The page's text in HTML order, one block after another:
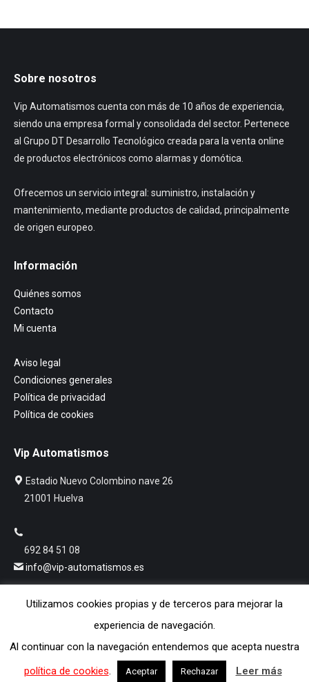
Sobre nosotros
Vip Automatismos cuenta con más de 10 años de experiencia,
siendo una empresa formal y consolidada del sector. Pertenece
al Grupo DT Desarrollo Tecnológico creada para la venta online
de productos electrónicos como alarmas y domótica.
Ofrecemos un servicio integral: suministro, instalación y
mantenimiento, mediante productos de calidad, principalmente
de origen europeo.
Información
Quiénes somos
Contacto
Mi cuenta
Aviso legal
Condiciones generales
Política de privacidad
Política de cookies
Vip Automatismos
Estadio Nuevo Colombino nave 26
21001 Huelva
692 84 51 08
info@vip-automatismos.es
Dream-Theme — trulypremium WordPress themes
Utilizamos cookies propias y de terceros para mejorar la
experiencia de navegación.
Al continuar con la navegación entendemos que acepta nuestra
política de cookies. Aceptar Rechazar Leer más